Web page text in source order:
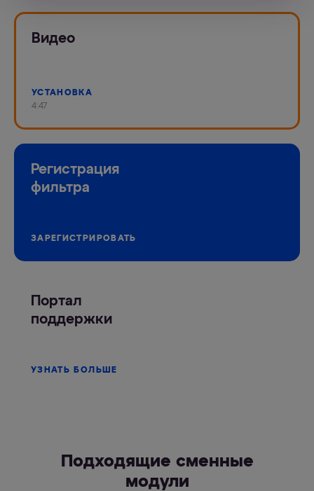
Видео
УСТАНОВКА
4:47
Регистрация
фильтра
ЗАРЕГИСТРИРОВАТЬ
Портал
поддержки
УЗНАТЬ БОЛЬШЕ
Подходящие сменные
модули